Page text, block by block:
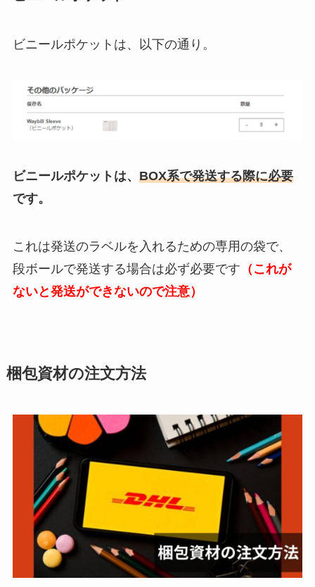
ビニールポケットは、以下の通り。
ビニールポケットは、 BOX系で発送する際に必要
です。
これは発送のラベルを入れるための専用の袋で、
段ボールで発送する場合は必ず必要です （これが
ないと発送ができないので注意）
梱包資材の注文方法